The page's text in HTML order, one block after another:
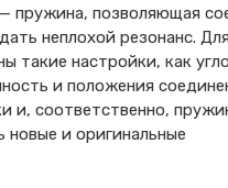
пружина, позволяющая
неплохой резонанс. Для
такие настройки, как
и положения
и, соответственно,
и оригинальные